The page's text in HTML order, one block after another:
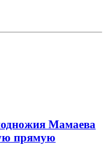
Мамаева
прямую